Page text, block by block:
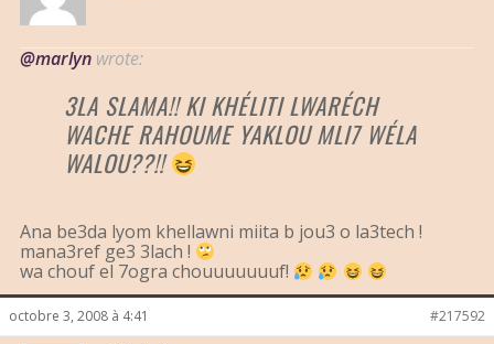
@marlyn wrote:
3LA SLAMA!! KI KHÉLITI LWARÉCH
WACHE RAHOUME YAKLOU MLI7 WÉLA
WALOU??!!
Ana be3da lyom khellawni miita b jou3 o la3tech !
mana3ref ge3 3lach !
wa chouf el 7ogra chouuuuuuuf!
octobre 3, 2008 à 4:41 #217592